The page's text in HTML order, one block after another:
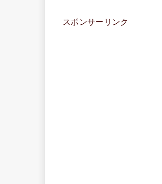
スポンサーリンク